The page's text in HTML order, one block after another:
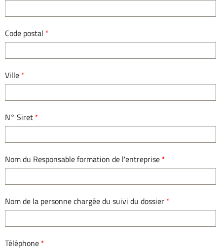
Code postal *
Ville *
N° Siret *
Nom du Responsable formation de l'entreprise *
Nom de la personne chargée du suivi du dossier *
Téléphone *